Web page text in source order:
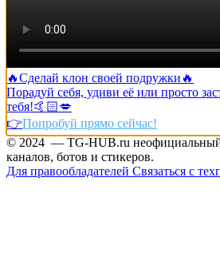
🔥Сделай клон своей подружки🔥
Порадуй себя, удиви её или просто
тебя!🤙🏻💋
👉Попробуй прямо сейчас!
© 2024 — TG-HUB.ru неофициальный
каналов, ботов и стикеров.
Для правообладателей Связаться с